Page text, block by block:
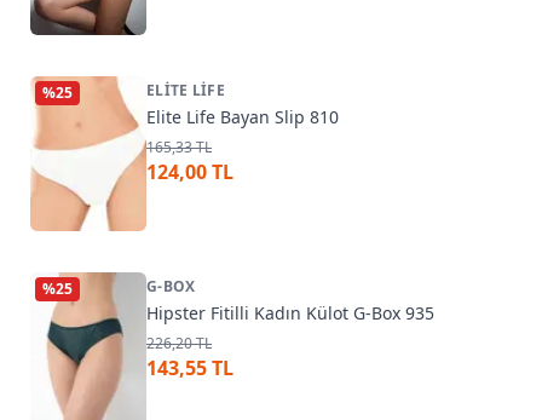
%25 ELITE LIFE
Elite Life Bayan Slip 810
165,33 TL
124,00 TL
%25 G-BOX
Hipster Fitilli Kadın Külot G-Box 935
226,20 TL
143,55 TL